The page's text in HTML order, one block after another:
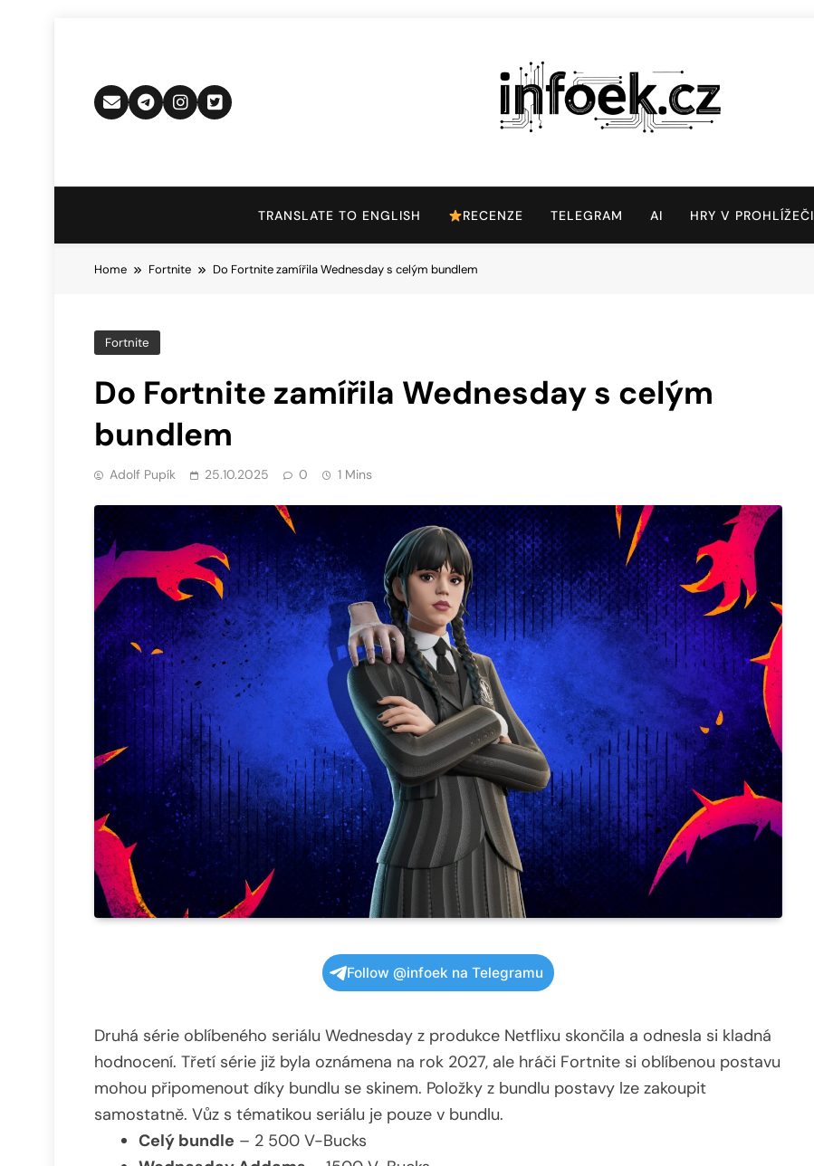
Infoek.cz
TRANSLATE TO ENGLISH RECENZE TELEGRAM AI HRY V PROHLÍŽEČI
Home Fortnite Do Fortnite zamířila Wednesday s celým bundlem
Fortnite
Do Fortnite zamířila Wednesday s celým
bundlem
Adolf Pupík 25.10.2025 0 1 Mins
Follow @infoek na Telegramu
Druhá série oblíbeného seriálu Wednesday z produkce Netflixu skončila a odnesla si kladná
hodnocení. Třetí série již byla oznámena na rok 2027, ale hráči Fortnite si oblíbenou postavu
mohou připomenout díky bundlu se skinem. Položky z bundlu postavy lze zakoupit
samostatně. Vůz s tématikou seriálu je pouze v bundlu.
Celý bundle – 2 500 V-Bucks